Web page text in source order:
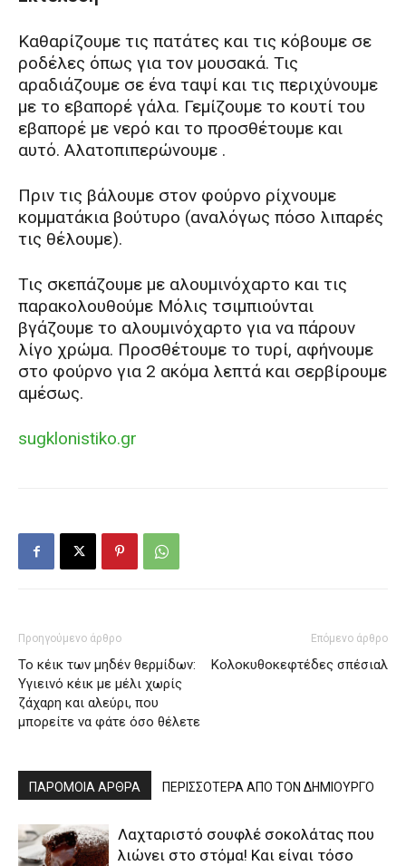
Καθαρίζουμε τις πατάτες και τις κόβουμε σε
ροδέλες όπως για τον μουσακά. Τις
αραδιάζουμε σε ένα ταψί και τις περιχύνουμε
με το εβαπορέ γάλα. Γεμίζουμε το κουτί του
εβαπορέ με νερό και το προσθέτουμε και
αυτό. Αλατοπιπερώνουμε .
Πριν τις βάλουμε στον φούρνο ρίχνουμε
κομματάκια βούτυρο (αναλόγως πόσο λιπαρές
τις θέλουμε).
Τις σκεπάζουμε με αλουμινόχαρτο και τις
παρακολουθούμε Μόλις τσιμπιούνται
βγάζουμε το αλουμινόχαρτο για να πάρουν
λίγο χρώμα. Προσθέτουμε το τυρί, αφήνουμε
στο φούρνο για 2 ακόμα λεπτά και σερβίρουμε
αμέσως.
sugklonistiko.gr
Προηγούμενο άρθρο
Το κέικ των μηδέν θερμίδων:
Υγιεινό κέικ με μέλι χωρίς
ζάχαρη και αλεύρι, που
μπορείτε να φάτε όσο θέλετε
Επόμενο άρθρο
Kολοκυθοκεφτέδες σπέσιαλ
ΠΑΡΟΜΟΙΑ ΑΡΘΡΑ ΠΕΡΙΣΣΟΤΕΡΑ ΑΠΟ ΤΟΝ ΔΗΜΙΟΥΡΓΟ
Λαχταριστό σουφλέ σοκολάτας που
λιώνει στο στόμα! Και είναι τόσο